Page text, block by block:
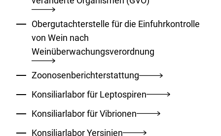
Obergutachterstelle für die Einfuhrkontrolle
von Wein nach
Weinüberwachungsverordnung
Zoonosenberichterstattung
Konsiliarlabor für Leptospiren
Konsiliarlabor für Vibrionen
Konsiliarlabor Yersinien